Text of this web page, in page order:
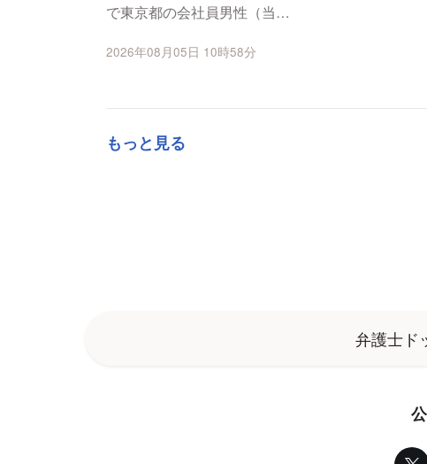
で東京都の会社員男性（当時
歳の男女3人が...
2026年08月05日 10時58分
もっと見る
弁護士ド